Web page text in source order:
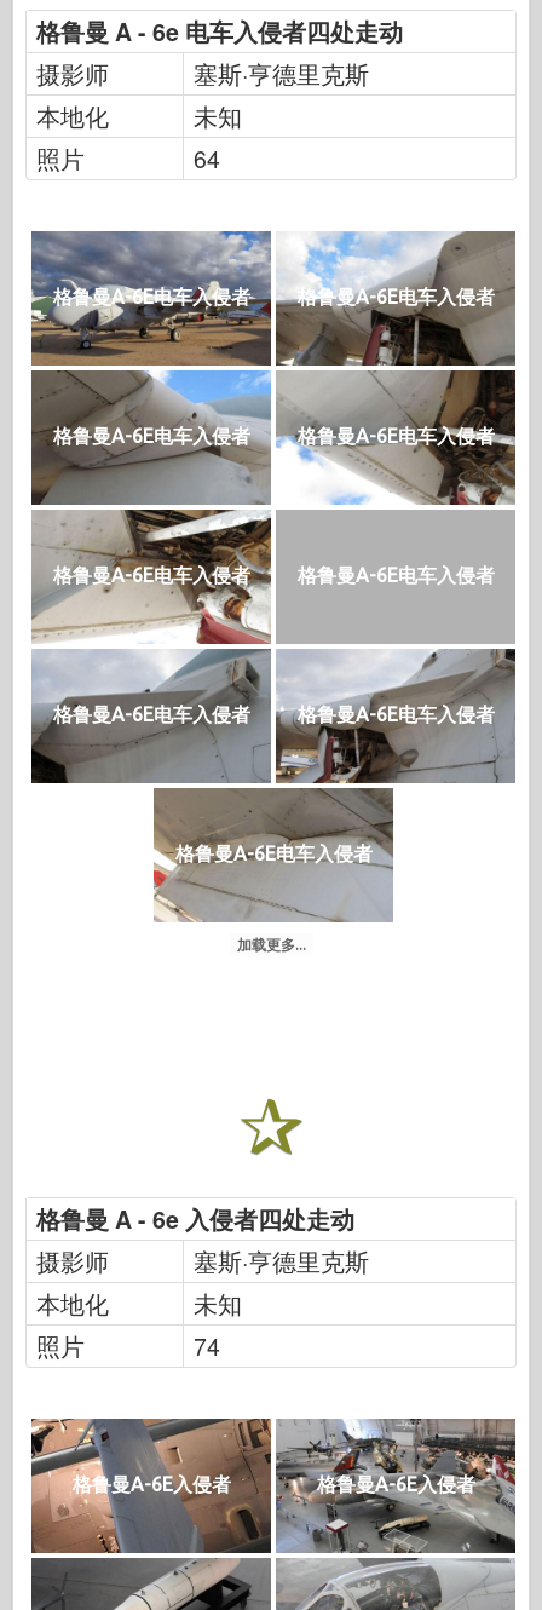
格鲁曼 A - 6e 电车入侵者四处走动
摄影师
塞斯·亨德里克斯
本地化
未知
照片
64
格鲁曼A-6E电车入侵者 格鲁曼A-6E电车入侵者
格鲁曼A-6E电车入侵者 格鲁曼A-6E电车入侵者
格鲁曼A-6E电车入侵者 格鲁曼A-6E电车入侵者
格鲁曼A-6E电车入侵者 格鲁曼A-6E电车入侵者
格鲁曼A-6E电车入侵者
加载更多...
格鲁曼 A - 6e 入侵者四处走动
摄影师
塞斯·亨德里克斯
本地化
未知
照片
74
格鲁曼A-6E入侵者 格鲁曼A-6E入侵者